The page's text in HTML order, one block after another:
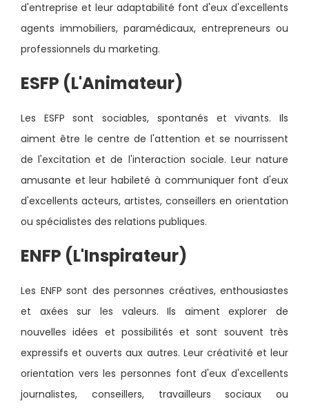
d'entreprise et leur adaptabilité font d'eux d'excellents
agents immobiliers, paramédicaux, entrepreneurs ou
professionnels du marketing.
ESFP (L'Animateur)
Les ESFP sont sociables, spontanés et vivants. Ils
aiment être le centre de l'attention et se nourrissent
de l'excitation et de l'interaction sociale. Leur nature
amusante et leur habileté à communiquer font d'eux
d'excellents acteurs, artistes, conseillers en orientation
ou spécialistes des relations publiques.
ENFP (L'Inspirateur)
Les ENFP sont des personnes créatives, enthousiastes
et axées sur les valeurs. Ils aiment explorer de
nouvelles idées et possibilités et sont souvent très
expressifs et ouverts aux autres. Leur créativité et leur
orientation vers les personnes font d'eux d'excellents
journalistes, conseillers, travailleurs sociaux ou